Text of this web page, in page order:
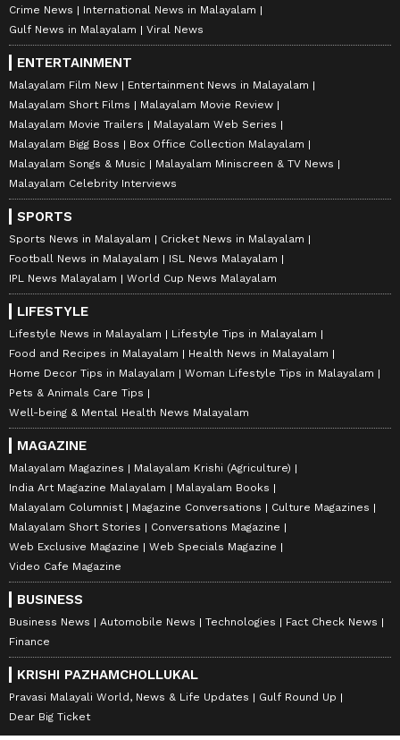
Crime News
International News in Malayalam
Gulf News in Malayalam
Viral News
ENTERTAINMENT
Malayalam Film New
Entertainment News in Malayalam
Malayalam Short Films
Malayalam Movie Review
Malayalam Movie Trailers
Malayalam Web Series
Malayalam Bigg Boss
Box Office Collection Malayalam
Malayalam Songs & Music
Malayalam Miniscreen & TV News
Malayalam Celebrity Interviews
SPORTS
Sports News in Malayalam
Cricket News in Malayalam
Football News in Malayalam
ISL News Malayalam
IPL News Malayalam
World Cup News Malayalam
LIFESTYLE
Lifestyle News in Malayalam
Lifestyle Tips in Malayalam
Food and Recipes in Malayalam
Health News in Malayalam
Home Decor Tips in Malayalam
Woman Lifestyle Tips in Malayalam
Pets & Animals Care Tips
Well-being & Mental Health News Malayalam
MAGAZINE
Malayalam Magazines
Malayalam Krishi (Agriculture)
India Art Magazine Malayalam
Malayalam Books
Malayalam Columnist
Magazine Conversations
Culture Magazines
Malayalam Short Stories
Conversations Magazine
Web Exclusive Magazine
Web Specials Magazine
Video Cafe Magazine
BUSINESS
Business News Automobile News Technologies
Fact Check News
Finance
KRISHI PAZHAMCHOLLUKAL
Pravasi Malayali World, News & Life Updates
Gulf Round Up
Dear Big Ticket